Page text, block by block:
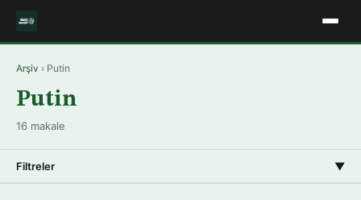
Arşiv › Putin
Putin
16 makale
Filtreler ▼